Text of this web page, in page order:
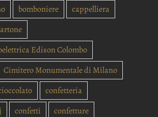
bomboniere
cappelliera
Edison Colombo
Cimitero Monumentale di Milano
confetteria
confetti
confetture